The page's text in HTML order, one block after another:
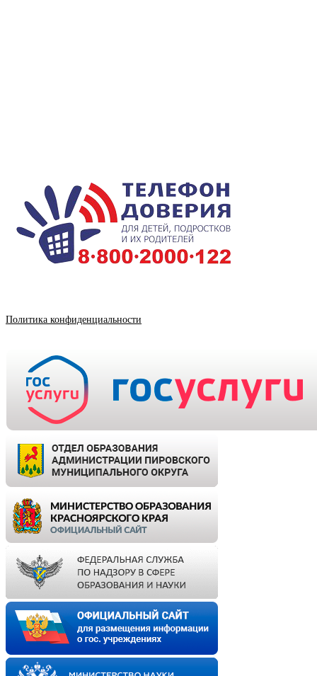
Политика конфиденциальности